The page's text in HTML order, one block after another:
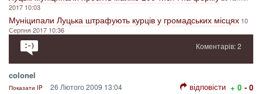
2017 10:03
Муніципали Луцька штрафують курців у громадських місцях 10
Серпня 2017 10:36
Коментарів: 2
colonel
Показати IP 26 Лютого 2009 13:04 відповісти + 0 - 0